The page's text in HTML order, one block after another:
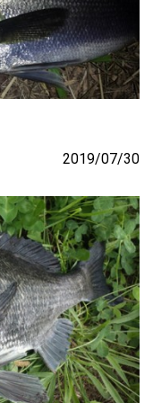
2019/07/30